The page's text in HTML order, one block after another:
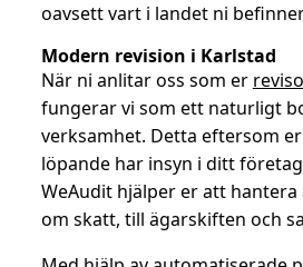
oavsett vart i landet ni
Modern revision i Karlstad
När ni anlitar oss som er
fungerar vi som ett naturligt
verksamhet. Detta eftersom
löpande har insyn i ditt
WeAudit hjälper er att
om skatt, till ägarskiften och